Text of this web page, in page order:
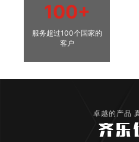
100+
服务超过100个国家的
客户
卓越的产品
齐乐